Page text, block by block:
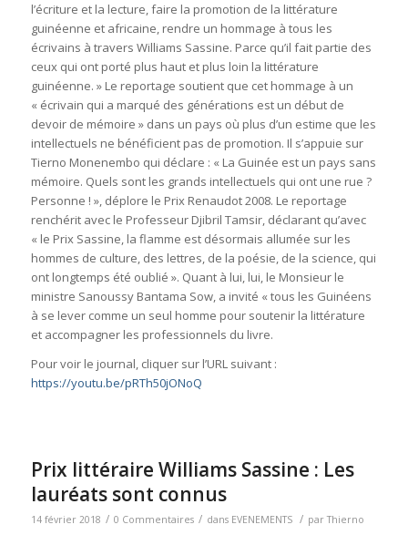
l’écriture et la lecture, faire la promotion de la littérature
guinéenne et africaine, rendre un hommage à tous les
écrivains à travers Williams Sassine. Parce qu’il fait partie des
ceux qui ont porté plus haut et plus loin la littérature
guinéenne. » Le reportage soutient que cet hommage à un
« écrivain qui a marqué des générations est un début de
devoir de mémoire » dans un pays où plus d’un estime que les
intellectuels ne bénéficient pas de promotion. Il s’appuie sur
Tierno Monenembo qui déclare : « La Guinée est un pays sans
mémoire. Quels sont les grands intellectuels qui ont une rue ?
Personne ! », déplore le Prix Renaudot 2008. Le reportage
renchérit avec le Professeur Djibril Tamsir, déclarant qu’avec
« le Prix Sassine, la flamme est désormais allumée sur les
hommes de culture, des lettres, de la poésie, de la science, qui
ont longtemps été oublié ». Quant à lui, lui, le Monsieur le
ministre Sanoussy Bantama Sow, a invité « tous les Guinéens
à se lever comme un seul homme pour soutenir la littérature
et accompagner les professionnels du livre.
Pour voir le journal, cliquer sur l’URL suivant :
https://youtu.be/pRTh50jONoQ
Prix littéraire Williams Sassine : Les
lauréats sont connus
14 février 2018 / 0 Commentaires / dans EVENEMENTS / parThierno